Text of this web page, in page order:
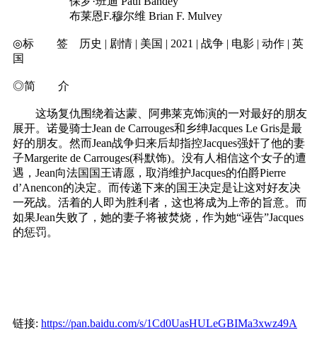
布莱恩F.穆尔维 Brian F. Mulvey
◎标 签 历史 | 剧情 | 美国 | 2021 | 战争 | 电影 | 动作 | 英
国
◎简 介
这场复仇围绕着达蒙、阿弗莱克饰演的一对最好的朋友
展开。诺曼骑士Jean de Carrouges和乡绅Jacques Le Gris是最
好的朋友。然而Jean战争归来后却指控Jacques强奸了他的妻
子Margerite de Carrouges(科默饰)。没有人相信这个女子的遭
遇，Jean向法国国王请愿，取消维护Jacques的伯爵Pierre
d’Anencon的决定。而传递下来的国王决定是让这对好友决
一死战。活着的人即为胜利者，这也将成为上帝的旨意。而
如果Jean失败了，她的妻子将被焚烧，作为她“诬告”Jacques
的惩罚。
链接: https://pan.baidu.com/s/1Cd0UasHULeGBIMa3xwz49A